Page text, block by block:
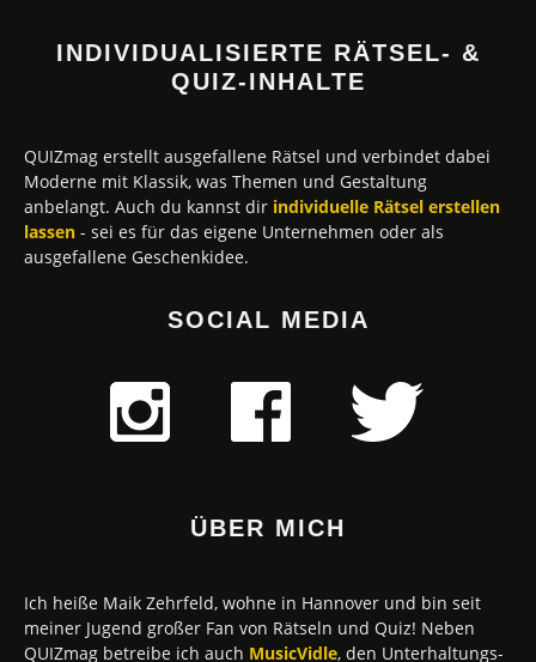
INDIVIDUALISIERTE RÄTSEL- &
QUIZ-INHALTE
QUIZmag erstellt ausgefallene Rätsel und verbindet dabei
Moderne mit Klassik, was Themen und Gestaltung
anbelangt. Auch du kannst dir individuelle Rätsel erstellen
lassen - sei es für das eigene Unternehmen oder als
ausgefallene Geschenkidee.
SOCIAL MEDIA
ÜBER MICH
Ich heiße Maik Zehrfeld, wohne in Hannover und bin seit
meiner Jugend großer Fan von Rätseln und Quiz! Neben
QUIZmag betreibe ich auch MusicVidle, den Unterhaltungs-